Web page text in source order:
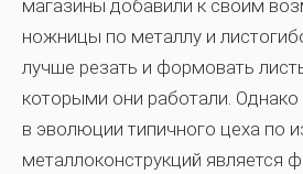
магазины добавили к своим
ножницы по металлу и
лучше резать и формовать
которыми они работали.
в эволюции типичного цеха по
металлоконструкций является